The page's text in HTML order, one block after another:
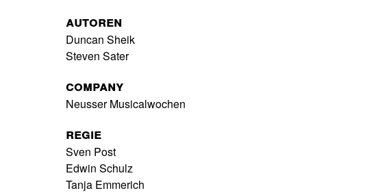
Autoren
Duncan Sheik
Steven Sater
Company
Neusser Musicalwochen
Regie
Sven Post
Edwin Schulz
Tanja Emmerich